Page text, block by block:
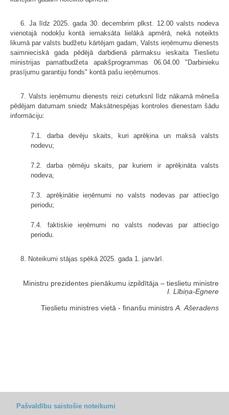
6. Ja līdz 2025. gada 30. decembrim plkst. 12.00 valsts nodeva
vienotajā nodokļu kontā iemaksāta lielākā apmērā, nekā noteikts
likumā par valsts budžetu kārtējam gadam, Valsts ieņēmumu dienests
saimnieciskā gada pēdējā darbdienā pārmaksu ieskaita Tieslietu
ministrijas pamatbudžeta apakšprogrammas 06.04.00 "Darbinieku
prasījumu garantiju fonds" kontā pašu ieņēmumos.
7. Valsts ieņēmumu dienests reizi ceturksnī līdz nākamā mēneša
pēdējam datumam sniedz Maksātnespējas kontroles dienestam šādu
informāciju:
7.1. darba devēju skaits, kuri aprēķina un maksā valsts
nodevu;
7.2. darba ņēmēju skaits, par kuriem ir aprēķināta valsts
nodeva;
7.3. aprēķinātie ieņēmumi no valsts nodevas par attiecīgo
periodu;
7.4. faktiskie ieņēmumi no valsts nodevas par attiecīgo
periodu.
8. Noteikumi stājas spēkā 2025. gada 1. janvārī.
Ministru prezidentes pienākumu izpildītāja ‒ tieslietu ministre
I. Lībiņa-Egnere
Tieslietu ministres vietā - finanšu ministrs A. Ašeradens
Pašvaldību saistošie noteikumi